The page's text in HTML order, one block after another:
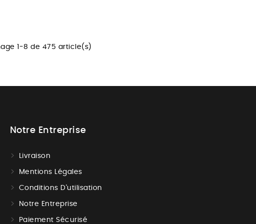
1-8 de 475 article(s)
Notre Entreprise
Livraison
Mentions Légales
Conditions D'utilisation
Notre Entreprise
Paiement Sécurisé